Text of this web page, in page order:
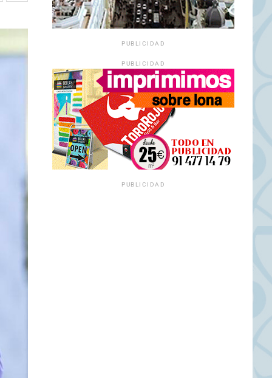
PUBLICIDAD
PUBLICIDAD
PUBLICIDAD